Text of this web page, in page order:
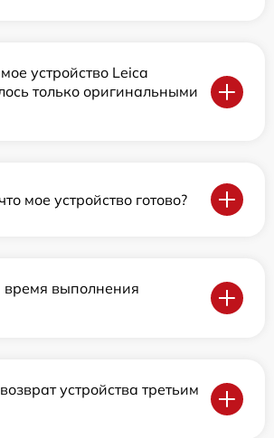
устройство Leica
только оригинальными
мое устройство готово?
время выполнения
устройства третьим